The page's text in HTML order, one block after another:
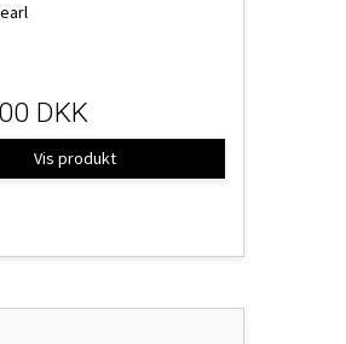
DKK
Vis produkt